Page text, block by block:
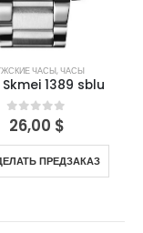
ЧАСЫ,ЧАСЫ
1389 sblu
0out of 5
26,00 $
ПРЕДЗАКАЗ